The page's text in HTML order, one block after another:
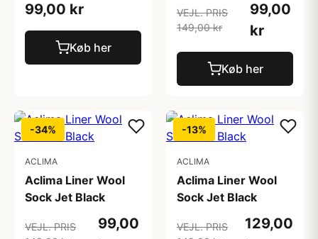
99,00 kr
Køb her
VEJL. PRIS
149,00 kr
99,00
kr
Køb her
-34%
ACLIMA
Aclima Liner Wool
Sock Jet Black
VEJL. PRIS
99,00
-13%
ACLIMA
Aclima Liner Wool
Sock Jet Black
VEJL. PRIS
129,00